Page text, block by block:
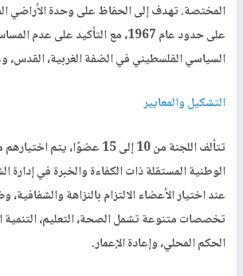
المختصة. تهدف إلى الحفاظ على وحدة الأراضي
على حدود عام 1967، مع التأكيد على
السياسي الفلسطيني في الضفة الغربية، القدس، و
التشكيل والمعايير
تتألف اللجنة من 10 إلى 15 عضوًا،
الوطنية المستقلة ذات الكفاءة والخبرة في إدارة
عند اختيار الأعضاء الالتزام بالنزاهة والشفافية،
تخصصات متنوعة تشمل الصحة، التعليم، التنمية
الحكم المحلي، وإعادة الإعمار.